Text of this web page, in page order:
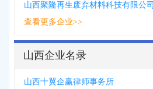
山西聚隆再生废弃材料科技有限公司
查看更多企业>>
山西企业名录
山西十翼企赢律师事务所